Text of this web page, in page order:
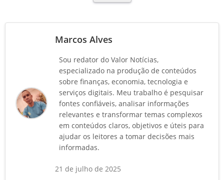
Marcos Alves
Sou redator do Valor Notícias,
especializado na produção de conteúdos
sobre finanças, economia, tecnologia e
serviços digitais. Meu trabalho é pesquisar
fontes confiáveis, analisar informações
relevantes e transformar temas complexos
em conteúdos claros, objetivos e úteis para
ajudar os leitores a tomar decisões mais
informadas.
21 de julho de 2025